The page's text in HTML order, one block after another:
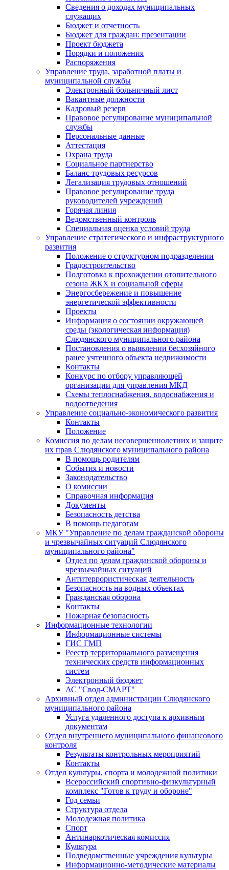
Сведения о доходах муниципальных
служащих
Бюджет и отчетность
Бюджет для граждан: презентации
Проект бюджета
Порядки и положения
Распоряжения
Управление труда, заработной платы и
муниципальной службы
Электронный больничный лист
Вакантные должности
Кадровый резерв
Правовое регулирование муниципальной
службы
Персональные данные
Аттестация
Охрана труда
Социальное партнерство
Баланс трудовых ресурсов
Легализация трудовых отношений
Правовое регулирование труда
руководителей учреждений
Горячая линия
Ведомственный контроль
Специальная оценка условий труда
Управление стратегического и инфраструктурного
развития
Положение о структурном подразделении
Градостроительство
Подготовка к прохождении отопительного
сезона ЖКХ и социальной сферы
Энергосбережение и повышение
энергетической эффективности
Проекты
Информация о состоянии окружающей
среды (экологическая информация)
Слюдянского муниципального района
Постановления о выявлении бесхозяйного
ранее учтенного объекта недвижимости
Контакты
Конкурс по отбору управляющей
организации для управления МКД
Схемы теплоснабжения, водоснабжения и
водоотведения
Управление социально-экономического развития
Контакты
Положение
Комиссия по делам несовершеннолетних и защите
их прав Слюдянского муниципального района
В помощь родителям
События и новости
Законодательство
О комиссии
Справочная информация
Документы
Безопасность детства
В помощь педагогам
МКУ "Управление по делам гражданской обороны
и чрезвычайных ситуаций Слюдянского
муниципального района"
Отдел по делам гражданской обороны и
чрезвычайных ситуаций
Антитеррористическая деятельность
Безопасность на водных объектах
Гражданская оборона
Контакты
Пожарная безопасность
Информационные технологии
Информационные системы
ГИС ГМП
Реестр территориального размещения
технических средств информационных
систем
Электронный бюджет
АС "Свод-СМАРТ"
Архивный отдел администрации Слюдянского
муниципального района
Услуга удаленного доступа к архивным
документам
Отдел внутреннего муниципального финансового
контроля
Результаты контрольных мероприятий
Контакты
Отдел культуры, спорта и молодежной политики
Всероссийский спортивно-физкультурный
комплекс "Готов к труду и обороне"
Год семьи
Структура отдела
Молодежная политика
Спорт
Антинаркотическая комиссия
Культура
Подведомственные учреждения культуры
Информационно-методические материалы